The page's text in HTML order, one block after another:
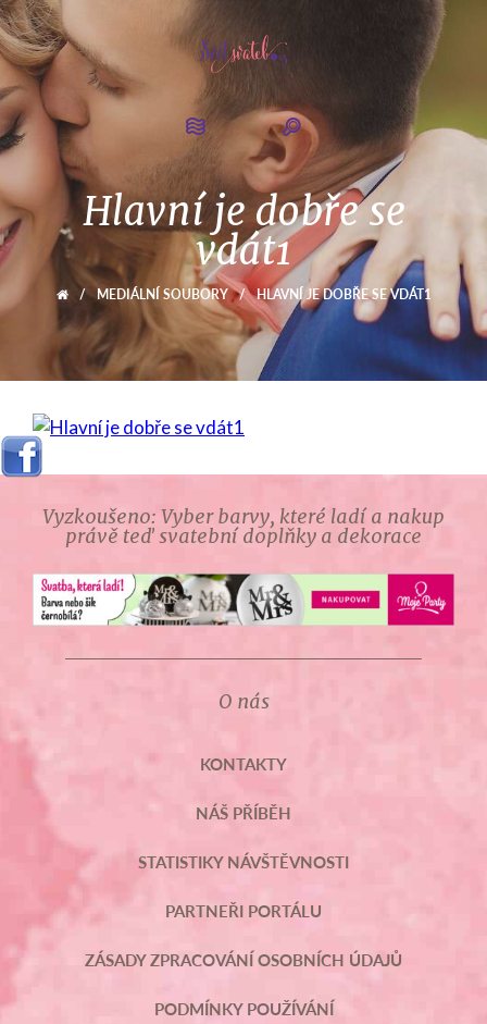
Hlavní je dobře se
vdát1
/ MEDIÁLNÍ SOUBORY / HLAVNÍ JE DOBŘE SE VDÁT1
Vyzkoušeno: Vyber barvy, které ladí a nakup
právě teď svatební doplňky a dekorace
O nás
KONTAKTY
NÁŠ PŘÍBĚH
STATISTIKY NÁVŠTĚVNOSTI
PARTNEŘI PORTÁLU
ZÁSADY ZPRACOVÁNÍ OSOBNÍCH ÚDAJŮ
PODMÍNKY POUŽÍVÁNÍ